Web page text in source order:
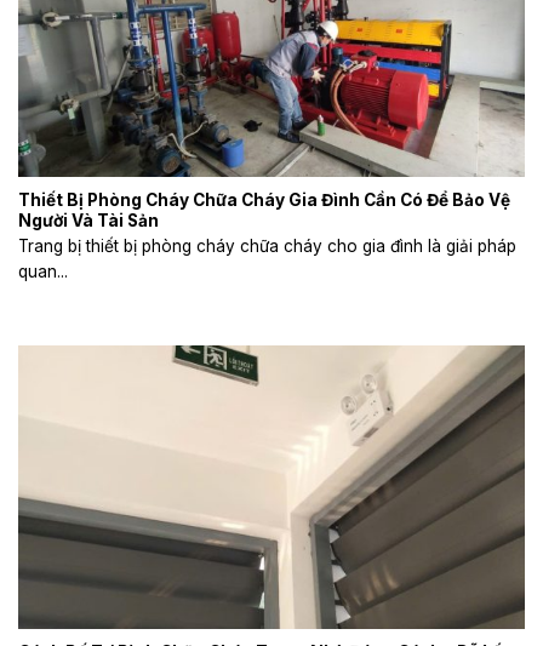
Thiết Bị Phòng Cháy Chữa Cháy Gia Đình Cần Có Để Bảo Vệ
Người Và Tài Sản
Trang bị thiết bị phòng cháy chữa cháy cho gia đình là giải pháp
quan...